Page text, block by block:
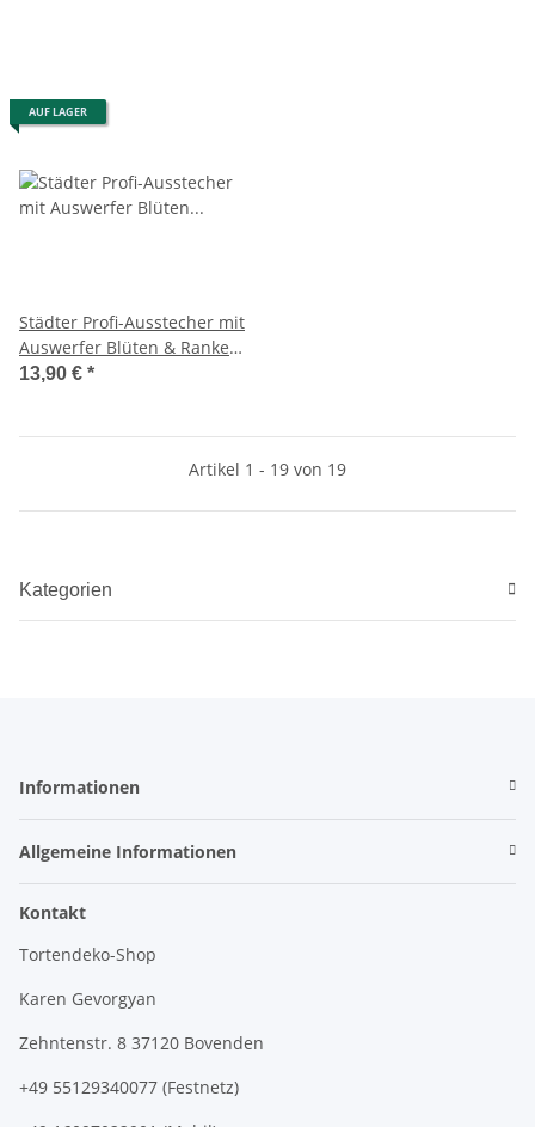
AUF LAGER
Städter Profi-Ausstecher mit
Auswerfer Blüten & Ranke
18 / 30 / 75 mm Set, 3-teilig
13,90 € *
Artikel 1 - 19 von 19
Kategorien
Informationen
Allgemeine Informationen
Kontakt
Tortendeko-Shop
Karen Gevorgyan
Zehntenstr. 8 37120 Bovenden
+49 55129340077 (Festnetz)